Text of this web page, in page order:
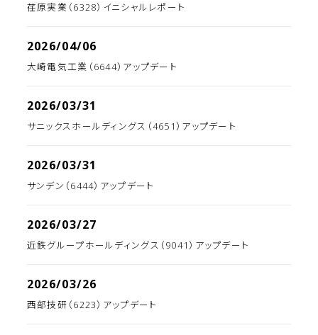
荏原実業（6328）イニシャルレポート
2026/04/06
大崎電気工業（6644）アップデート
2026/03/31
サニックスホールディングス（4651）アップデート
2026/03/31
サンデン（6444）アップデート
2026/03/27
近鉄グループホールディングス（9041）アップデート
2026/03/26
西部技研（6223）アップデート